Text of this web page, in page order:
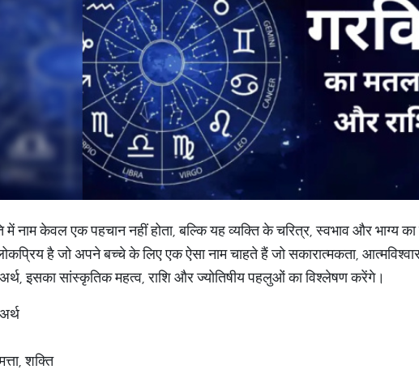
में नाम केवल एक पहचान नहीं होता, बल्कि यह व्यक्ति के चरित्र, स्वभाव और भाग्य
लोकप्रिय है जो अपने बच्चे के लिए एक ऐसा नाम चाहते हैं जो सकारात्मकता,
अर्थ, इसका सांस्कृतिक महत्व, राशि और ज्योतिषीय पहलुओं का विश्लेषण करेंगे।
शक्ति